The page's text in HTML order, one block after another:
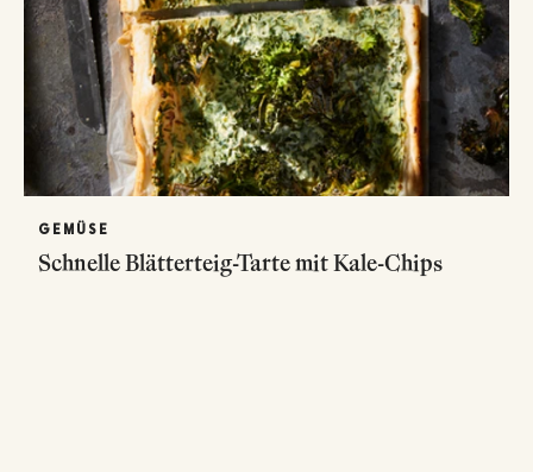
GEMÜSE
Schnelle Blätterteig-Tarte mit Kale-Chips